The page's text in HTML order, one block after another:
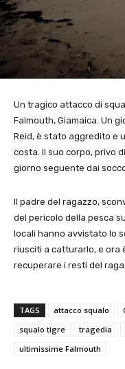
Un tragico attacco di
Falmouth, Giamaica. Un
Reid, è stato aggredito e
costa. Il suo corpo, privo
giorno seguente dai
Il padre del ragazzo,
del pericolo della pesca
locali hanno avvistato lo
riusciti a catturarlo, e ora
recuperare i resti del
TAGS attacco squalo
squalo tigre
tragedia
ultimissime Falmouth